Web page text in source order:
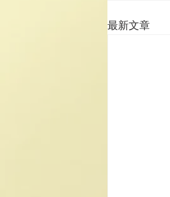
最新文章